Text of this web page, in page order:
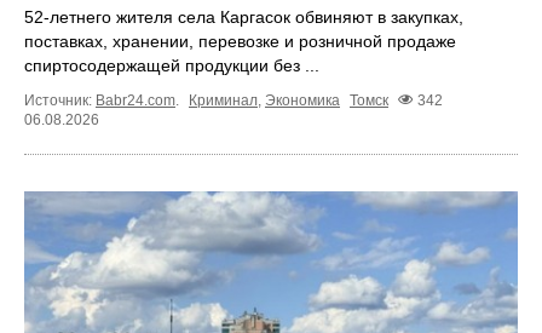
52-летнего жителя села Каргасок обвиняют в закупках,
поставках, хранении, перевозке и розничной продаже
спиртосодержащей продукции без ...
Источник: Babr24.com. Криминал, Экономика Томск
342
06.08.2026